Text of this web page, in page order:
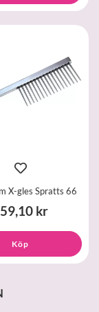
X-gles Spratts 66
kr
Köp